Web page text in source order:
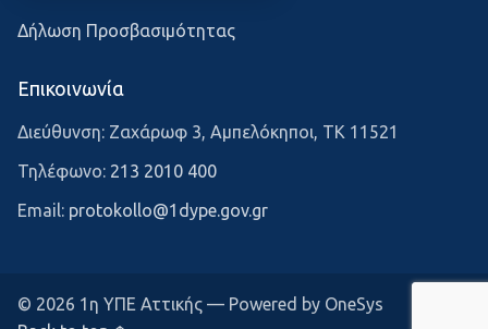
Δήλωση Προσβασιμότητας
Επικοινωνία
Διεύθυνση: Ζαχάρωφ 3, Αμπελόκηποι, ΤΚ 11521
Τηλέφωνο: 213 2010 400
Email: protokollo@1dype.gov.gr
© 2026 1η ΥΠΕ Αττικής — Powered by OneSys